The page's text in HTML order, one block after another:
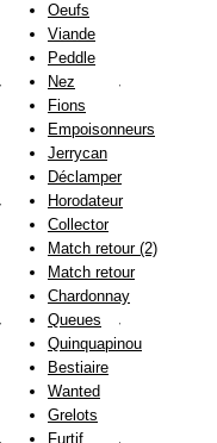
Oeufs
Viande
Peddle
Nez
Fions
Empoisonneurs
Jerrycan
Déclamper
Horodateur
Collector
Match retour (2)
Match retour
Chardonnay
Queues
Quinquapinou
Bestiaire
Wanted
Grelots
Furtif